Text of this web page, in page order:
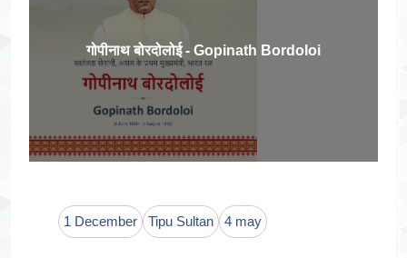
गोपीनाथ बोरदोलोई - Gopinath Bordoloi
1 December Tipu Sultan 4 may